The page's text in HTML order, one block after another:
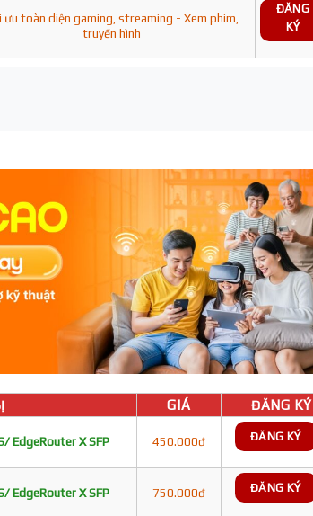
ưu toàn diện gaming, streaming - Xem phim,
truyền hình
ĐĂNG
KÝ
GIÁ ĐĂNG KÝ
EdgeRouter X SFP 450.000đ ĐĂNG KÝ
EdgeRouter X SFP 750.000đ ĐĂNG KÝ